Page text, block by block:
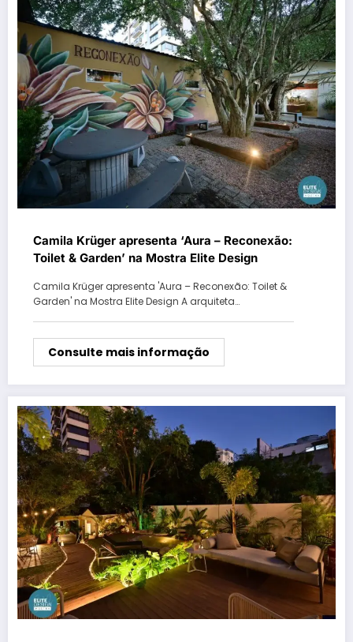
Camila Krüger apresenta ‘Aura – Reconexão:
Toilet & Garden’ na Mostra Elite Design
Camila Krüger apresenta 'Aura – Reconexão: Toilet &
Garden' na Mostra Elite Design A arquiteta…
Consulte mais informação